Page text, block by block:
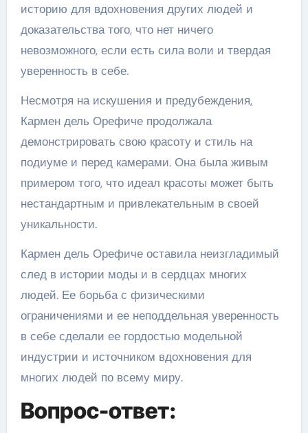
историю для вдохновения других людей и
доказательства того, что нет ничего
невозможного, если есть сила воли и твердая
уверенность в себе.
Несмотря на искушения и предубеждения,
Кармен дель Орефиче продолжала
демонстрировать свою красоту и стиль на
подиуме и перед камерами. Она была живым
примером того, что идеал красоты может быть
нестандартным и привлекательным в своей
уникальности.
Кармен дель Орефиче оставила неизгладимый
след в истории моды и в сердцах многих
людей. Ее борьба с физическими
ограничениями и ее неподдельная уверенность
в себе сделали ее гордостью модельной
индустрии и источником вдохновения для
многих людей по всему миру.
Вопрос-ответ: